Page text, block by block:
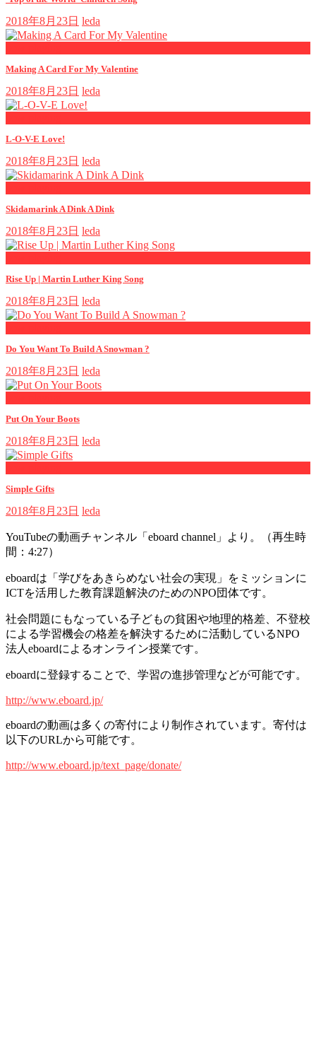
2018年8月23日 leda
Making A Card For My Valentine
2018年8月23日 leda
L-O-V-E Love!
2018年8月23日 leda
Skidamarink A Dink A Dink
2018年8月23日 leda
Rise Up | Martin Luther King Song
2018年8月23日 leda
Do You Want To Build A Snowman ?
2018年8月23日 leda
Put On Your Boots
2018年8月23日 leda
Simple Gifts
2018年8月23日 leda
YouTubeの動画チャンネル「eboard channel」より。（再生時
間：4:27）
eboardは「学びをあきらめない社会の実現」をミッションに
ICTを活用した教育課題解決のためのNPO団体です。
社会問題にもなっている子どもの貧困や地理的格差、不登校
による学習機会の格差を解決するために活動しているNPO
法人eboardによるオンライン授業です。
eboardに登録することで、学習の進捗管理などが可能です。
http://www.eboard.jp/
eboardの動画は多くの寄付により制作されています。寄付は
以下のURLから可能です。
http://www.eboard.jp/text_page/donate/